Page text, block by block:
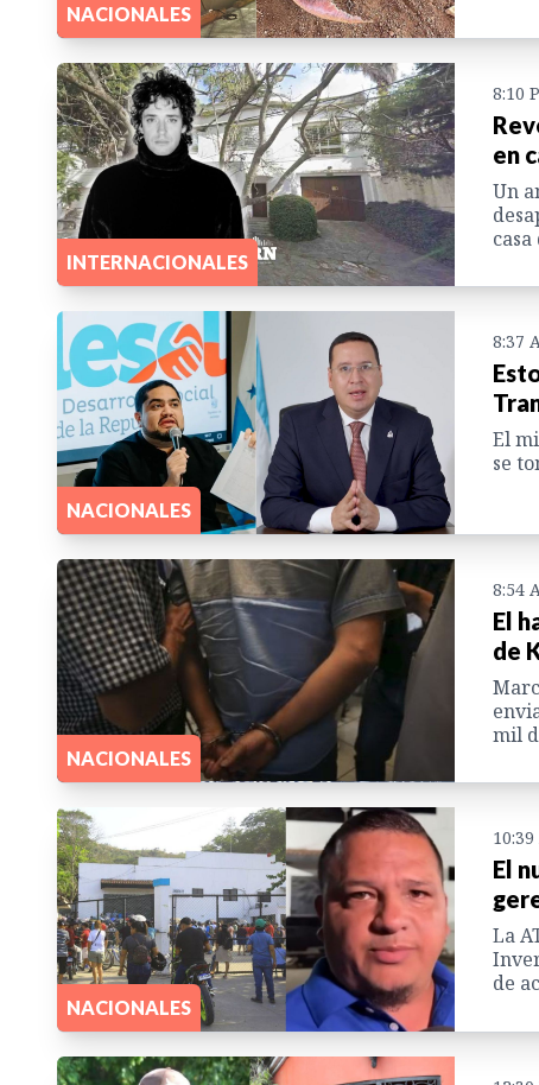
NACIONALES
INTERNACIONALES
8:10
en
Un
NACIONALES
8:37
El
se
NACIONALES
8:54
El
de
mil
NACIONALES
El
La
de